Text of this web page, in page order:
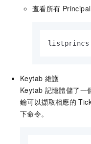
查看所有 Principal
listprincs
Keytab 維護
Keytab 記憶體儲了一
鑰可以擷取相應的
下命令。